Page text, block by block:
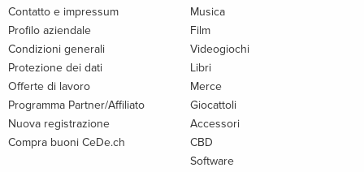
Contatto e impressum
Profilo aziendale
Condizioni generali
Protezione dei dati
Offerte di lavoro
Programma Partner/Affiliato
Nuova registrazione
Compra buoni CeDe.ch
Musica
Film
Videogiochi
Libri
Merce
Giocattoli
Accessori
CBD
Software